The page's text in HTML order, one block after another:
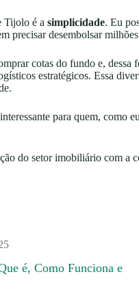
Tijolo é a simplicidade. Eu
precisar desembolsar
cotas do fundo e, dessa
estratégicos. Essa
para quem, como
do setor imobiliário com a
é, Como Funciona e